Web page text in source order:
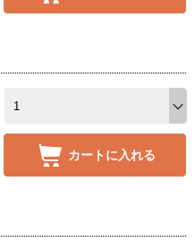
カートに入れる